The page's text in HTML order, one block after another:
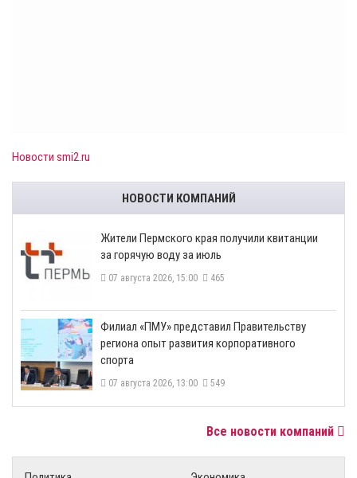
Новости smi2.ru
НОВОСТИ КОМПАНИЙ
​Жители Пермского края получили квитанции
за горячую воду за июль
07 августа 2026, 15:00 465
​Филиал «ПМУ» представил Правительству
региона опыт развития корпоративного
спорта
07 августа 2026, 13:00 549
Все новости компаний